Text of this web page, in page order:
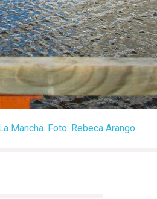
Mancha. Foto: Rebeca Arango.